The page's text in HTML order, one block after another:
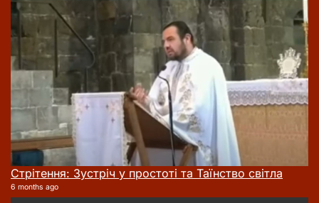
Стрітення: Зустріч у простоті та Таїнство світла
6 months ago